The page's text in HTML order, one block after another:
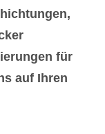
für
auf Ihren